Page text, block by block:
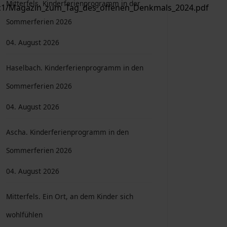
im Orden
Mitterfels. Kinderferienprogramm in der
Sommerferien 2026
04. August 2026
Haselbach. Kinderferienprogramm in den
Sommerferien 2026
04. August 2026
Ascha. Kinderferienprogramm in den
Sommerferien 2026
04. August 2026
Mitterfels. Ein Ort, an dem Kinder sich
wohlfühlen